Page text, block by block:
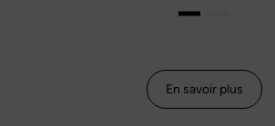
En savoir plus